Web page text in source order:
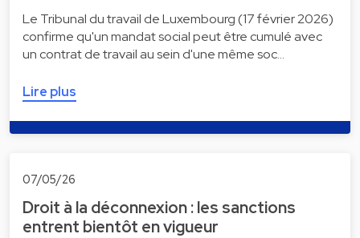
Le Tribunal du travail de Luxembourg (17 février 2026)
confirme qu'un mandat social peut être cumulé avec
un contrat de travail au sein d'une même soc…
Lire plus
07/05/26
Droit à la déconnexion : les sanctions
entrent bientôt en vigueur